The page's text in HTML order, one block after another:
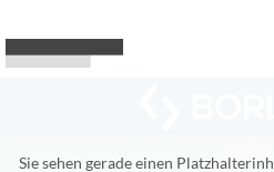
Sie sehen gerade einen